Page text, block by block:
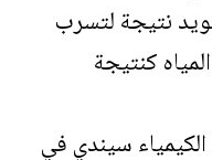
نتيجة لتسرب
كنتيجة
سيندي في